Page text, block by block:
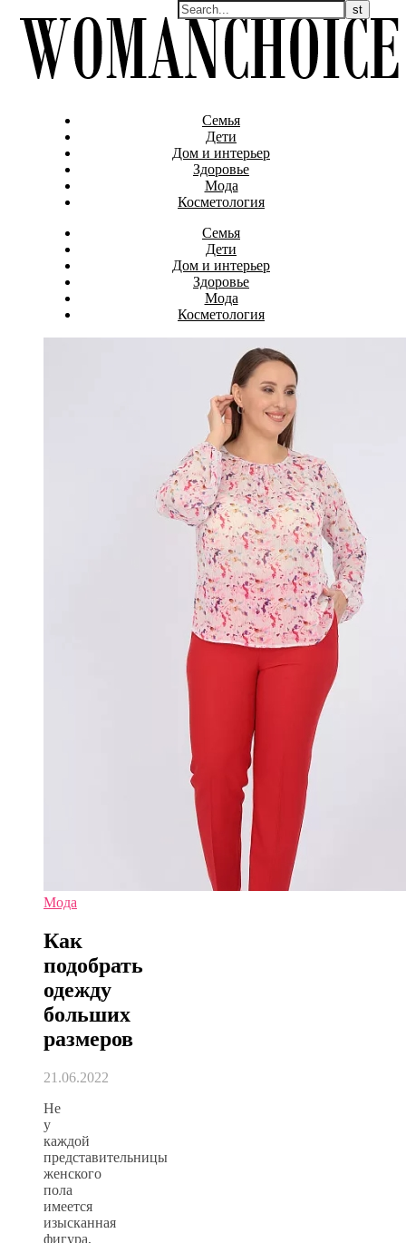
Семья
Дети
Дом и интерьер
Здоровье
Мода
Косметология
Семья
Дети
Дом и интерьер
Здоровье
Мода
Косметология
Мода
Как
подобрать
одежду
больших
размеров
21.06.2022
Не
у
каждой
представительницы
женского
пола
имеется
изысканная
фигура,